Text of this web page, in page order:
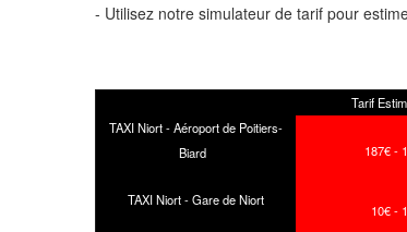
- Utilisez notre simulateur de tarif pour
Tarif
TAXI Niort - Aéroport de Poitiers-
Biard
187€ -
TAXI Niort - Gare de Niort
10€ -